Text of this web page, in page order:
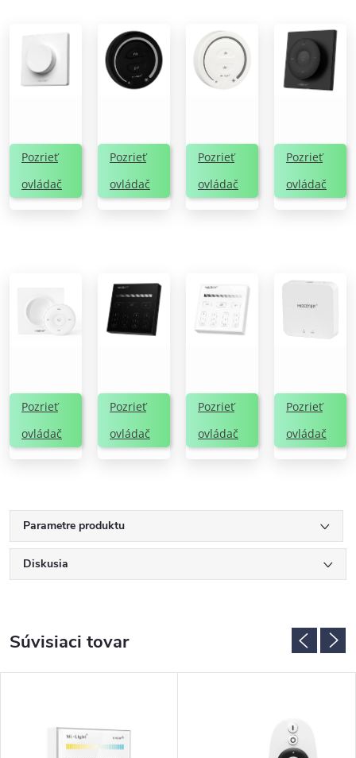
Pozrieť
ovládač
Pozrieť
ovládač
Pozrieť
ovládač
Pozrieť
ovládač
Pozrieť
ovládač
Pozrieť
ovládač
Pozrieť
ovládač
Pozrieť
ovládač
Parametre produktu
Diskusia
Súvisiaci tovar